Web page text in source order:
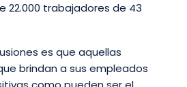
22.000 trabajadores de 43
es que aquellas
brindan a sus empleados